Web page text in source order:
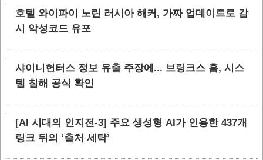
호텔 와이파이 노린 러시아 해커, 가짜 업데이트로 감
시 악성코드 유포
샤이니헌터스 정보 유출 주장에... 브링크스 홈, 시스
템 침해 공식 확인
[AI 시대의 인지전-3] 주요 생성형 AI가 인용한 437개
링크 뒤의 ‘출처 세탁’